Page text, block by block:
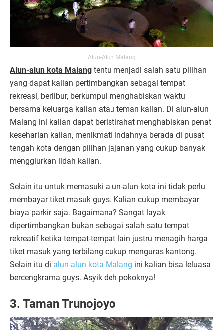
Alun-Alun Malang
Alun-alun kota Malang tentu menjadi salah satu pilihan
yang dapat kalian pertimbangkan sebagai tempat
rekreasi, berlibur, berkumpul menghabiskan waktu
bersama keluarga kalian atau teman kalian. Di alun-alun
Malang ini kalian dapat beristirahat menghabiskan penat
keseharian kalian, menikmati indahnya berada di pusat
tengah kota dengan pilihan jajanan yang cukup banyak
menggiurkan lidah kalian.
Selain itu untuk memasuki alun-alun kota ini tidak perlu
membayar tiket masuk guys. Kalian cukup membayar
biaya parkir saja. Bagaimana? Sangat layak
dipertimbangkan bukan sebagai salah satu tempat
rekreatif ketika tempat-tempat lain justru menagih harga
tiket masuk yang terbilang cukup menguras kantong.
Selain itu di alun-alun kota Malang ini kalian bisa leluasa
bercengkrama guys. Asyik deh pokoknya!
3. Taman Trunojoyo